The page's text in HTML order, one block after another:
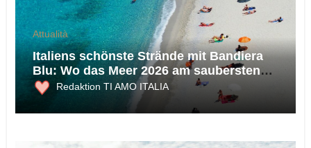
Attualità
Italiens schönste Strände mit Bandiera
Blu: Wo das Meer 2026 am saubersten
ist
Redaktion TI AMO ITALIA